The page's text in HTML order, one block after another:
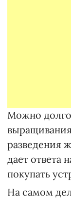
Можно долго
разведения
дает ответа
покупать
На самом